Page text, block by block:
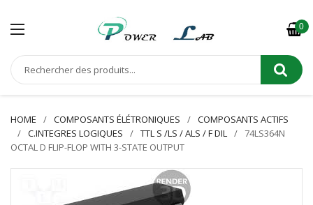
0
HOME COMPOSANTS ÉLÉTRONIQUES
COMPOSANTS ACTIFS
C.INTEGRES LOGIQUES
TTL S /LS / ALS / F DIL
74LS364N
OCTAL D FLIP-FLOP WITH 3-STATE OUTPUT